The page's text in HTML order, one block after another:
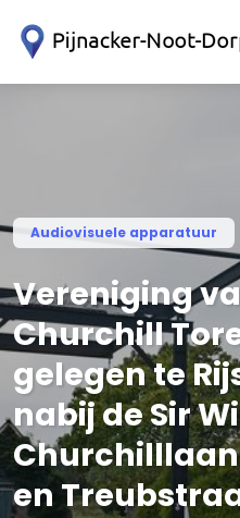
Audiovisuele apparatuur
Vereniging
Churchill
gelegen te
nabij de Sir
en